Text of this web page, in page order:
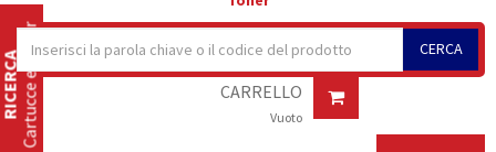
CERCA
CARRELLO
Vuoto
Cartucce e Toner